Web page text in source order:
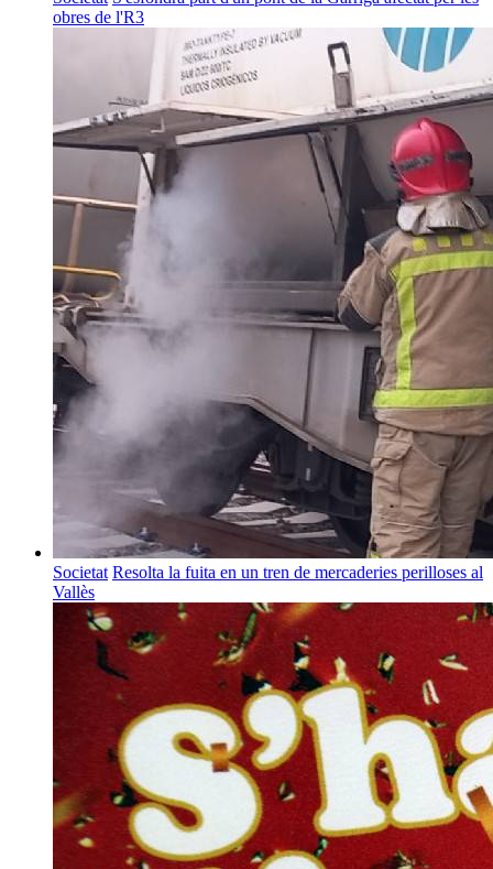
obres de l'R3
Societat Resolta la fuita en un tren de mercaderies perilloses al
Vallès